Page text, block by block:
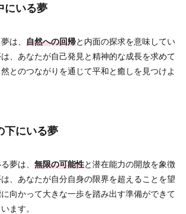
にいる夢
は、 自然への回帰と内面の探求を意味してい
、あなたが自己発見と精神的な成長を求めて
とのつながりを通じて平和と癒しを見つけよ
下にいる夢
夢は、 無限の可能性と潜在能力の開放を象徴
、あなたが自分自身の限界を超えることを望
向かって大きな一歩を踏み出す準備ができて
ます。